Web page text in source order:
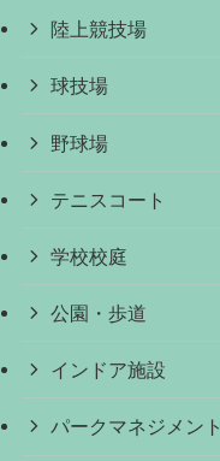
陸上競技場
球技場
野球場
テニスコート
学校校庭
公園・歩道
インドア施設
パークマネジメント